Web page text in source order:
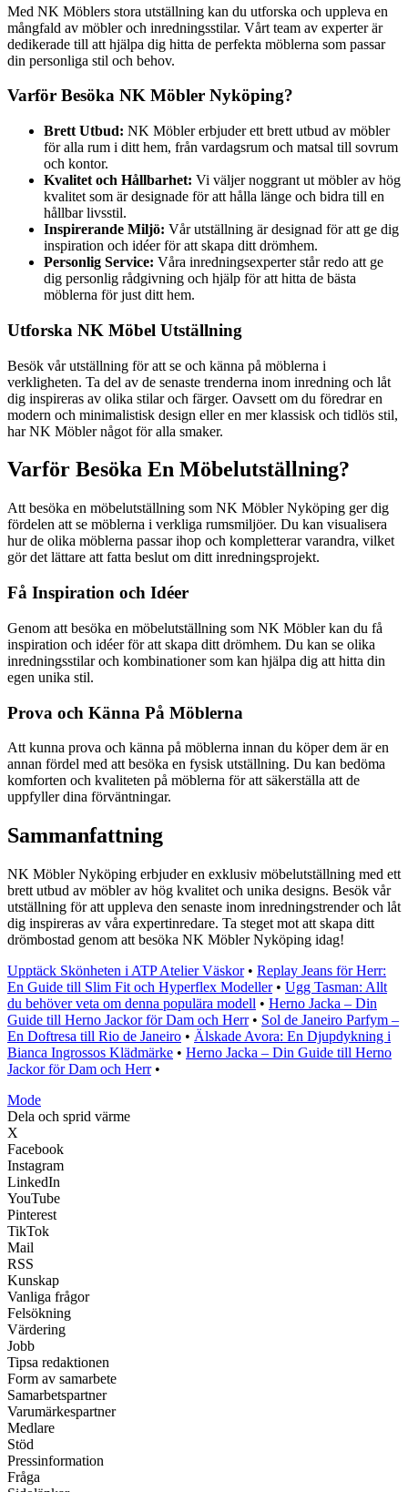
Med NK Möblers stora utställning kan du utforska och uppleva en
mångfald av möbler och inredningsstilar. Vårt team av experter är
dedikerade till att hjälpa dig hitta de perfekta möblerna som passar
din personliga stil och behov.
Varför Besöka NK Möbler Nyköping?
Brett Utbud: NK Möbler erbjuder ett brett utbud av möbler
för alla rum i ditt hem, från vardagsrum och matsal till sovrum
och kontor.
Kvalitet och Hållbarhet: Vi väljer noggrant ut möbler av hög
kvalitet som är designade för att hålla länge och bidra till en
hållbar livsstil.
Inspirerande Miljö: Vår utställning är designad för att ge dig
inspiration och idéer för att skapa ditt drömhem.
Personlig Service: Våra inredningsexperter står redo att ge
dig personlig rådgivning och hjälp för att hitta de bästa
möblerna för just ditt hem.
Utforska NK Möbel Utställning
Besök vår utställning för att se och känna på möblerna i
verkligheten. Ta del av de senaste trenderna inom inredning och låt
dig inspireras av olika stilar och färger. Oavsett om du föredrar en
modern och minimalistisk design eller en mer klassisk och tidlös stil,
har NK Möbler något för alla smaker.
Varför Besöka En Möbelutställning?
Att besöka en möbelutställning som NK Möbler Nyköping ger dig
fördelen att se möblerna i verkliga rumsmiljöer. Du kan visualisera
hur de olika möblerna passar ihop och kompletterar varandra, vilket
gör det lättare att fatta beslut om ditt inredningsprojekt.
Få Inspiration och Idéer
Genom att besöka en möbelutställning som NK Möbler kan du få
inspiration och idéer för att skapa ditt drömhem. Du kan se olika
inredningsstilar och kombinationer som kan hjälpa dig att hitta din
egen unika stil.
Prova och Känna På Möblerna
Att kunna prova och känna på möblerna innan du köper dem är en
annan fördel med att besöka en fysisk utställning. Du kan bedöma
komforten och kvaliteten på möblerna för att säkerställa att de
uppfyller dina förväntningar.
Sammanfattning
NK Möbler Nyköping erbjuder en exklusiv möbelutställning med ett
brett utbud av möbler av hög kvalitet och unika designs. Besök vår
utställning för att uppleva den senaste inom inredningstrender och låt
dig inspireras av våra expertinredare. Ta steget mot att skapa ditt
drömbostad genom att besöka NK Möbler Nyköping idag!
Upptäck Skönheten i ATP Atelier Väskor• Replay Jeans för Herr:
En Guide till Slim Fit och Hyperflex Modeller• Ugg Tasman: Allt
du behöver veta om denna populära modell • Herno Jacka – Din
Guide till Herno Jackor för Dam och Herr• Sol de Janeiro Parfym –
En Doftresa till Rio de Janeiro • Älskade Avora: En Djupdykning i
Bianca Ingrossos Klädmärke • Herno Jacka – Din Guide till Herno
Jackor för Dam och Herr•
Mode
Dela och sprid värme
X
Facebook
Instagram
LinkedIn
YouTube
Pinterest
TikTok
Mail
RSS
Kunskap
Vanliga frågor
Felsökning
Värdering
Jobb
Tipsa redaktionen
Form av samarbete
Samarbetspartner
Varumärkespartner
Medlare
Stöd
Pressinformation
Fråga